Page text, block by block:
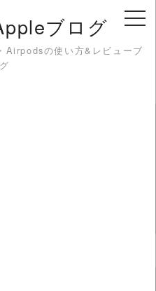
ブログ
の使い方&レビューブ